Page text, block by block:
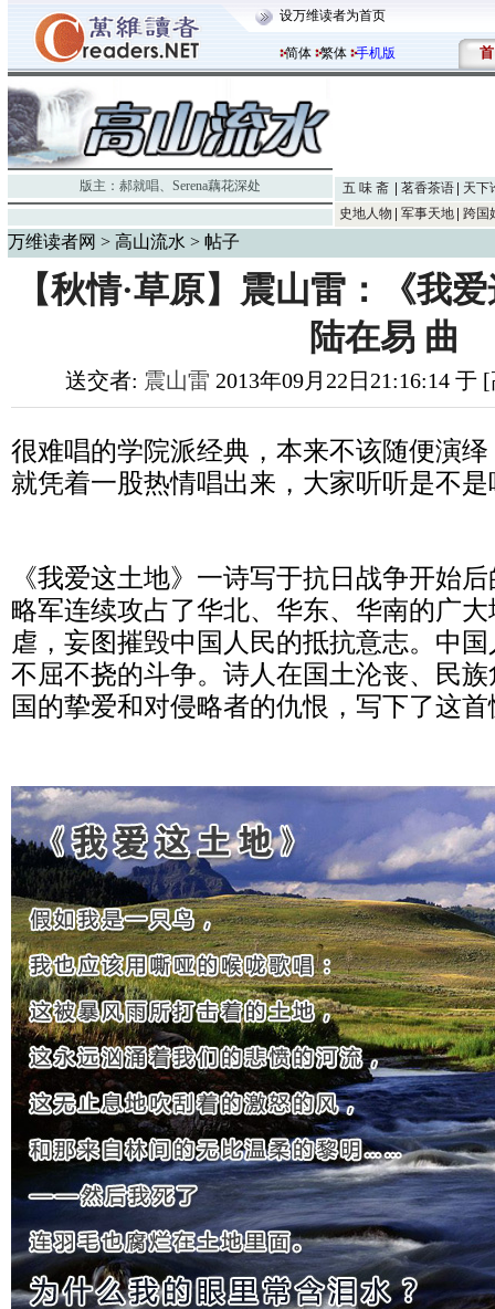
设万维读者为首页
简体 繁体 手机版 首
版主： 郝就唱、 Serena藕花深处 五 味 斋 茗香茶语
天下
史地人物
军事天地 跨国
万维读者网 > 高山流水 > 帖子
【秋情·草原】震山雷：《我
陆在易 曲
送交者: 震山雷 2013年09月22日21:16:14 于
很难唱的学院派经典，本来不该随便演
就凭着一股热情唱出来，大家听听是不
《我爱这土地》一诗写于抗日战争开始
略军连续攻占了华北、华东、华南的广
虐，妄图摧毁中国人民的抵抗意志。中
不屈不挠的斗争。诗人在国土沦丧、民
国的挚爱和对侵略者的仇恨，写下了这